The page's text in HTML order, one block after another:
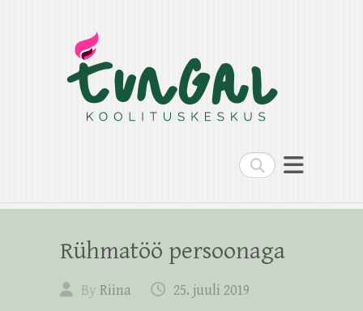
Search
Rühmatöö persoonaga
By Riina
25. juuli 2019